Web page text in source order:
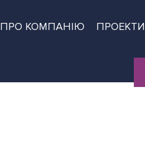
ПРО КОМПАНІЮ ПРОЕКТИ